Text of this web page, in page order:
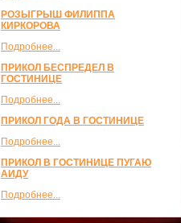
РОЗЫГРЫШ ФИЛИППА
КИРКОРОВА
Подробнее...
ПРИКОЛ БЕСПРЕДЕЛ В
ГОСТИНИЦЕ
Подробнее...
ПРИКОЛ ГОДА В ГОСТИНИЦЕ
Подробнее...
ПРИКОЛ В ГОСТИНИЦЕ ПУГАЮ
АИДУ
Подробнее...